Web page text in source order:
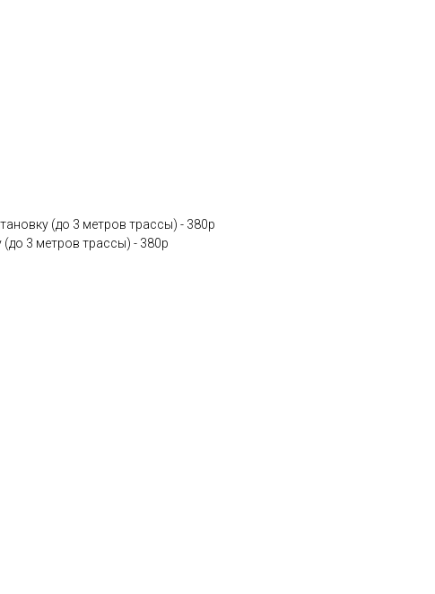
(до 3 метров трассы) - 380p
3 метров трассы) - 380p